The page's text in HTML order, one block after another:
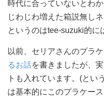
時代に合っていないとわ
じわじわ増えた箱説無し
というのはtee-suzuki的に
以前、セリアさんのプラ
るお話を書きましたが、
トも入れています。(とい
は基本的にこのプラケー